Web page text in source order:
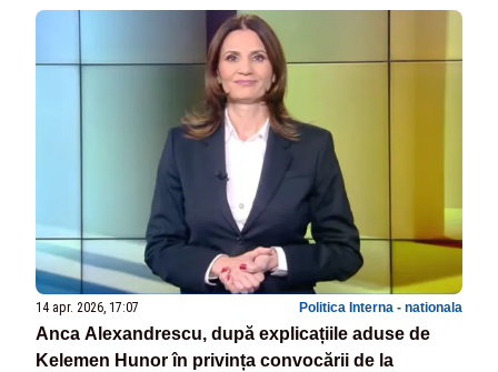
14 apr. 2026, 17:07 Politica Interna - nationala
Anca Alexandrescu, după explicațiile aduse de
Kelemen Hunor în privința convocării de la